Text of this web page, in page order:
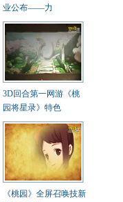
业公布——力
3D回合第一网游《桃
园将星录》特色
《桃园》全屏召唤技新